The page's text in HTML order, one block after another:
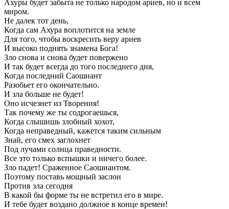
Ахуры будет забыта не только народом ариев, но и всем
миром.
Не далек тот день,
Когда сам Ахура воплотится на земле
Для того, чтобы воскресить веру ариев
И высоко поднять знамена Бога!
Зло снова и снова будет повержено
И так будет всегда до того последнего дня,
Когда последний Саошиант
Разобьет его окончательно.
И зла больше не будет!
Оно исчезнет из Творения!
Так почему же ты содрогаешься,
Когда слышишь злобный хохот,
Когда неправедный, кажется таким сильным
Знай, его смех заглохнет
Под лучами солнца праведности.
Все это только вспышки и ничего более.
Зло падет! Сраженное Саошиантом.
Поэтому поставь мощный заслон
Против зла сегодня
В какой бы форме ты не встретил его в мире.
И тебе будет воздано должное в конце времен!